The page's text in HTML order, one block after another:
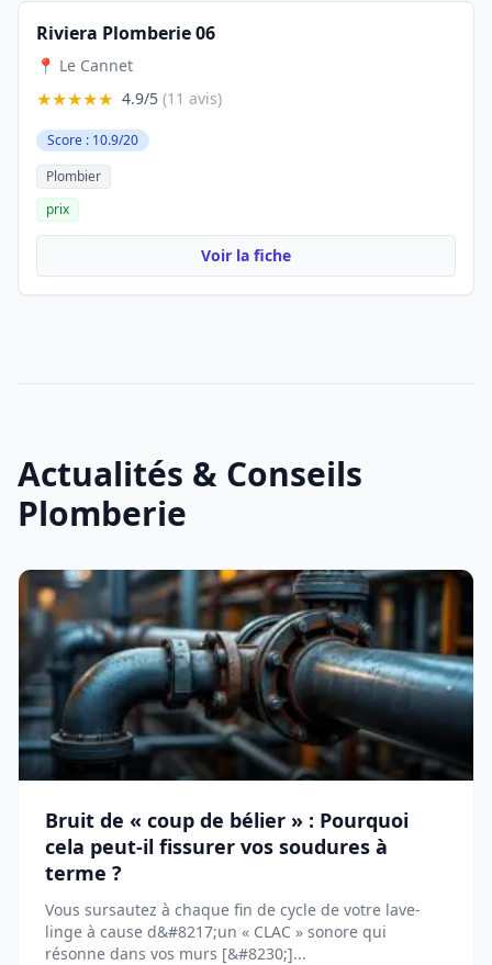
Riviera Plomberie 06
📍 Le Cannet
★★★★★ 4.9/5 (11 avis)
Score : 10.9/20
Plombier
prix
Voir la fiche
Actualités & Conseils
Plomberie
Bruit de « coup de bélier » : Pourquoi
cela peut-il fissurer vos soudures à
terme ?
Vous sursautez à chaque fin de cycle de votre lave-
linge à cause d&#8217;un « CLAC » sonore qui
résonne dans vos murs [&#8230;]...